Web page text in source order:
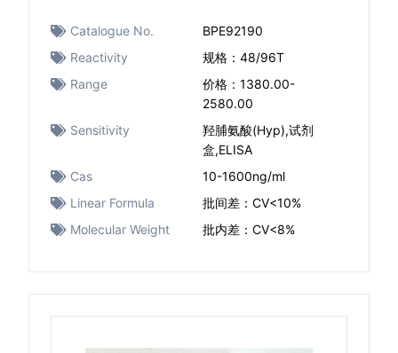
Catalogue No.
BPE92190
Reactivity
规格：48/96T
Range
价格：1380.00-
2580.00
Sensitivity
羟脯氨酸(Hyp),试剂
盒,ELISA
Cas
10-1600ng/ml
Linear Formula
批间差：CV<10%
Molecular Weight
批内差：CV<8%